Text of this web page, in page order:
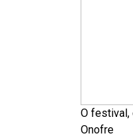
O festival,
Onofre